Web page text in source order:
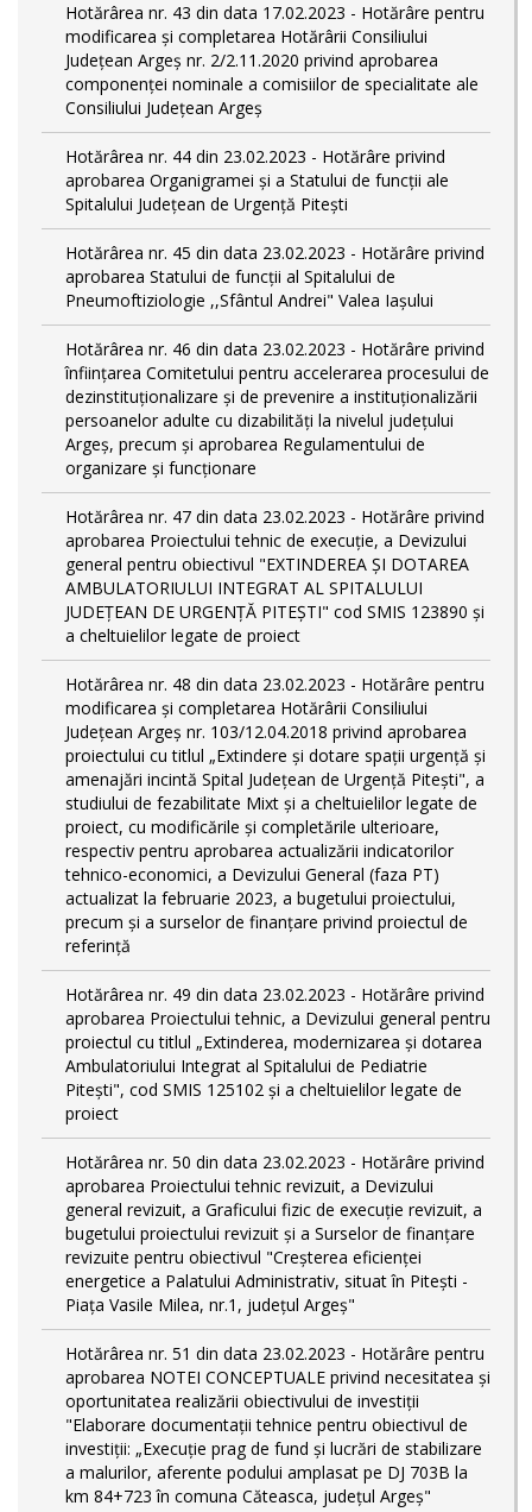
Hotărârea nr. 43 din data 17.02.2023 - Hotărâre pentru
modificarea și completarea Hotărârii Consiliului
Județean Argeș nr. 2/2.11.2020 privind aprobarea
componenței nominale a comisiilor de specialitate ale
Consiliului Județean Argeș
Hotărârea nr. 44 din 23.02.2023 - Hotărâre privind
aprobarea Organigramei și a Statului de funcții ale
Spitalului Județean de Urgență Pitești
Hotărârea nr. 45 din data 23.02.2023 - Hotărâre privind
aprobarea Statului de funcții al Spitalului de
Pneumoftiziologie ,,Sfântul Andrei" Valea Iașului
Hotărârea nr. 46 din data 23.02.2023 - Hotărâre privind
înființarea Comitetului pentru accelerarea procesului de
dezinstituționalizare şi de prevenire a instituționalizării
persoanelor adulte cu dizabilități la nivelul județului
Argeș, precum și aprobarea Regulamentului de
organizare și funcționare
Hotărârea nr. 47 din data 23.02.2023 - Hotărâre privind
aprobarea Proiectului tehnic de execuţie, a Devizului
general pentru obiectivul "EXTINDEREA ȘI DOTAREA
AMBULATORIULUI INTEGRAT AL SPITALULUI
JUDEȚEAN DE URGENȚĂ PITEȘTI" cod SMIS 123890 și
a cheltuielilor legate de proiect
Hotărârea nr. 48 din data 23.02.2023 - Hotărâre pentru
modificarea și completarea Hotărârii Consiliului
Județean Argeș nr. 103/12.04.2018 privind aprobarea
proiectului cu titlul „Extindere și dotare spații urgență și
amenajări incintă Spital Județean de Urgență Pitești", a
studiului de fezabilitate Mixt și a cheltuielilor legate de
proiect, cu modificările și completările ulterioare,
respectiv pentru aprobarea actualizării indicatorilor
tehnico-economici, a Devizului General (faza PT)
actualizat la februarie 2023, a bugetului proiectului,
precum și a surselor de finanțare privind proiectul de
referință
Hotărârea nr. 49 din data 23.02.2023 - Hotărâre privind
aprobarea Proiectului tehnic, a Devizului general pentru
proiectul cu titlul „Extinderea, modernizarea și dotarea
Ambulatoriului Integrat al Spitalului de Pediatrie
Pitești", cod SMIS 125102 și a cheltuielilor legate de
proiect
Hotărârea nr. 50 din data 23.02.2023 - Hotărâre privind
aprobarea Proiectului tehnic revizuit, a Devizului
general revizuit, a Graficului fizic de execuţie revizuit, a
bugetului proiectului revizuit și a Surselor de finanțare
revizuite pentru obiectivul "Creşterea eficienţei
energetice a Palatului Administrativ, situat în Piteşti -
Piaţa Vasile Milea, nr.1, judeţul Argeş"
Hotărârea nr. 51 din data 23.02.2023 - Hotărâre pentru
aprobarea NOTEI CONCEPTUALE privind necesitatea și
oportunitatea realizării obiectivului de investiții
"Elaborare documentații tehnice pentru obiectivul de
investiţii: „Execuție prag de fund și lucrări de stabilizare
a malurilor, aferente podului amplasat pe DJ 703B la
km 84+723 în comuna Căteasca, județul Argeș"